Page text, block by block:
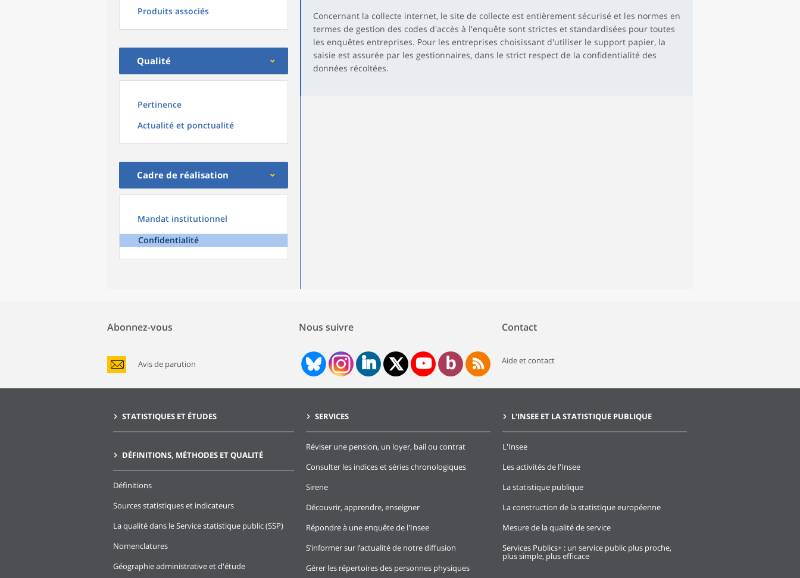
Produits associés
Qualité
Pertinence
Actualité et ponctualité
Cadre de réalisation
Mandat institutionnel
Confidentialité
Concernant la collecte internet, le site de collecte est entièrement sécurisé et les normes en
termes de gestion des codes d'accès à l'enquête sont strictes et standardisées pour toutes
les enquêtes entreprises. Pour les entreprises choisissant d'utiliser le support papier, la
saisie est assurée par les gestionnaires, dans le strict respect de la confidentialité des
données récoltées.
Abonnez-vous
Avis de parution
Nous suivre Contact
Aide et contact
STATISTIQUES ET ÉTUDES
DÉFINITIONS, MÉTHODES ET QUALITÉ
Définitions
Sources statistiques et indicateurs
La qualité dans le Service statistique public (SSP)
Nomenclatures
Géographie administrative et d'étude
SERVICES
Réviser une pension, un loyer, bail ou contrat
Consulter les indices et séries chronologiques
Sirene
Découvrir, apprendre, enseigner
Répondre à une enquête de l'Insee
S’informer sur l’actualité de notre diffusion
Gérer les répertoires des personnes physiques
L'INSEE ET LA STATISTIQUE PUBLIQUE
L'Insee
Les activités de l'Insee
La statistique publique
La construction de la statistique européenne
Mesure de la qualité de service
Services Publics+ : un service public plus proche,
plus simple, plus efficace